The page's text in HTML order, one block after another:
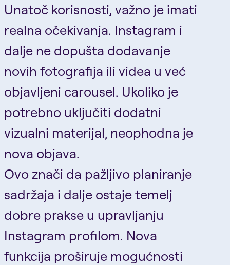
Unatoč korisnosti, važno je imati
realna očekivanja. Instagram i
dalje ne dopušta dodavanje
novih fotografija ili videa u već
objavljeni carousel. Ukoliko je
potrebno uključiti dodatni
vizualni materijal, neophodna je
nova objava.
Ovo znači da pažljivo planiranje
sadržaja i dalje ostaje temelj
dobre prakse u upravljanju
Instagram profilom. Nova
funkcija proširuje mogućnosti